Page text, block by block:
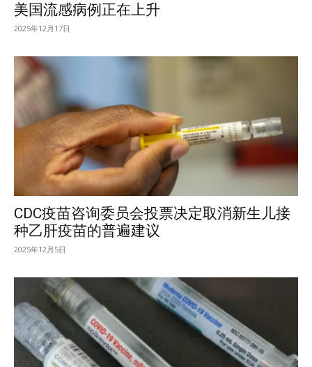
美国流感病例正在上升
2025年12月17日
CDC疫苗咨询委员会投票决定取消新生儿接
种乙肝疫苗的普遍建议
2025年12月5日